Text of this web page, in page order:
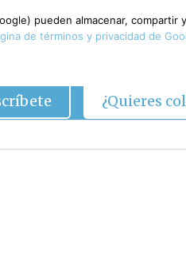
¿Quieres
pueden almacenar,
de términos y privacidad de